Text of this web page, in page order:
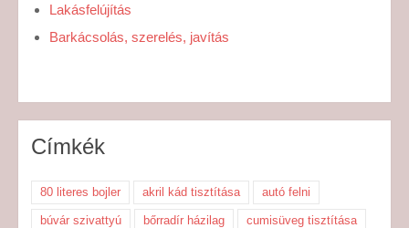
Lakásfelújítás
Barkácsolás, szerelés, javítás
Címkék
80 literes bojler akril kád tisztítása autó felni
búvár szivattyú bőrradír házilag cumisüveg tisztítása